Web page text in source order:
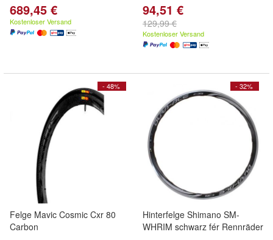
689,45 €
Kostenloser Versand
94,51 €
129,99 €
Kostenloser Versand
- 48%
Felge Mavic Cosmic Cxr 80
Carbon
- 32%
Hinterfelge Shimano SM-
WHRIM schwarz fér Rennräder